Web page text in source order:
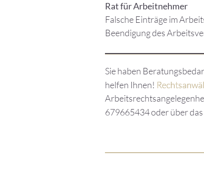
Rat für Arbeitnehmer
Falsche Einträge im
Beendigung des
Sie haben
helfen Ihnen!
679665434 oder über das